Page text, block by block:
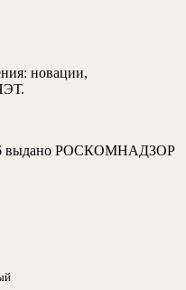
новации,
выдано РОСКОМНАДЗОР